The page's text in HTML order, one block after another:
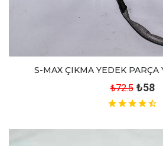
S-MAX ÇIKMA YEDEK PARÇA
₺72.5 ₺58